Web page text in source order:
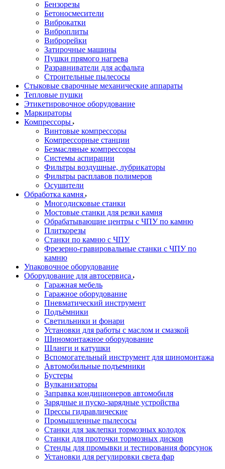
Бензорезы
Бетоносмесители
Виброкатки
Виброплиты
Виброрейки
Затирочные машины
Пушки прямого нагрева
Разравниватели для асфальта
Строительные пылесосы
Стыковые сварочные механические аппараты
Тепловые пушки
Этикетировочное оборудование
Маркираторы
Компрессоры
Винтовые компрессоры
Компрессорные станции
Безмасляные компрессоры
Системы аспирации
Фильтры воздушные, лубрикаторы
Фильтры расплавов полимеров
Осушители
Обработка камня
Многодисковые станки
Мостовые станки для резки камня
Обрабатывающие центры с ЧПУ по камню
Плиткорезы
Станки по камню с ЧПУ
Фрезерно-гравировальные станки с ЧПУ по
камню
Упаковочное оборудование
Оборудование для автосервиса
Гаражная мебель
Гаражное оборудование
Пневматический инструмент
Подъёмники
Светильники и фонари
Установки для работы с маслом и смазкой
Шиномонтажное оборудование
Шланги и катушки
Вспомогательный инструмент для шиномонтажа
Автомобильные подъемники
Бустеры
Вулканизаторы
Заправка кондиционеров автомобиля
Зарядные и пуско-зарядные устройства
Прессы гидравлические
Промышленные пылесосы
Станки для заклепки тормозных колодок
Станки для проточки тормозных дисков
Стенды для промывки и тестирования форсунок
Установки для регулировки света фар